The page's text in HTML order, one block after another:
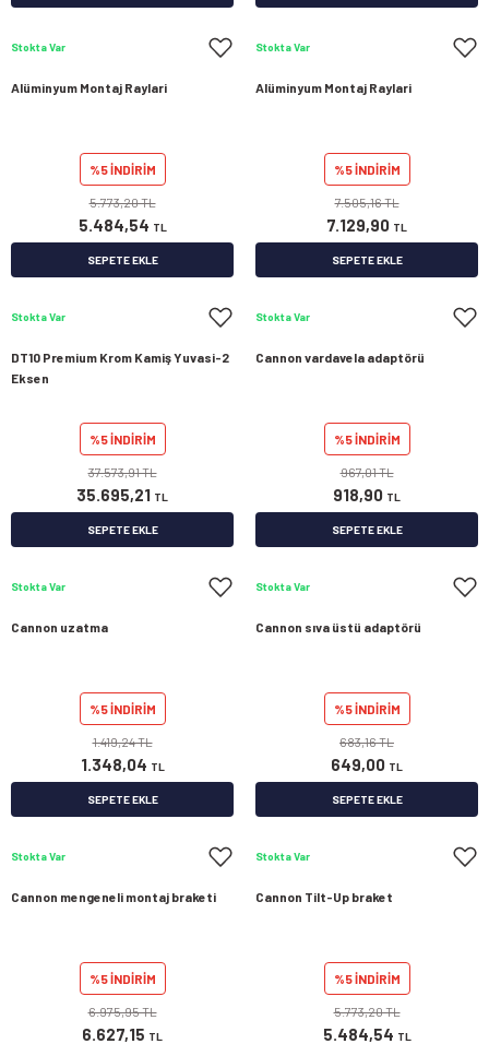
Stokta Var
Alüminyum Montaj Raylari
%5 İNDİRİM
5.484,54 TL
5.773,20 TL
SEPETE EKLE
Stokta Var
Alüminyum Montaj Raylari
%5 İNDİRİM
7.129,90 TL
7.505,16 TL
SEPETE EKLE
Stokta Var
DT10 Premium Krom Kamiş Yuvasi-2
Eksen
%5 İNDİRİM
35.695,21 TL
37.573,91 TL
SEPETE EKLE
Stokta Var
Cannon vardavela adaptörü
%5 İNDİRİM
918,90 TL
967,01 TL
SEPETE EKLE
Stokta Var
Cannon uzatma
%5 İNDİRİM
1.348,04 TL
1.419,24 TL
SEPETE EKLE
Stokta Var
Cannon sıva üstü adaptörü
%5 İNDİRİM
649,00 TL
683,16 TL
SEPETE EKLE
Stokta Var
Cannon mengeneli montaj braketi
%5 İNDİRİM
6.627,15 TL
6.975,95 TL
Stokta Var
Cannon Tilt-Up braket
%5 İNDİRİM
5.484,54 TL
5.773,20 TL